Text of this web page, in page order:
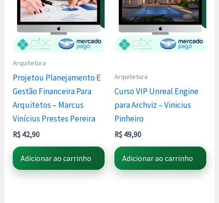
Arquitetura
Projetou Planejamento E
Gestão Financeira Para
Arquitetos – Marcus
Vinícius Prestes Pereira
R$ 42,90
Adicionar ao carrinho
Arquitetura
Curso VIP Unreal Engine
para Archviz – Vinicius
Pinheiro
R$ 49,90
Adicionar ao carrinho